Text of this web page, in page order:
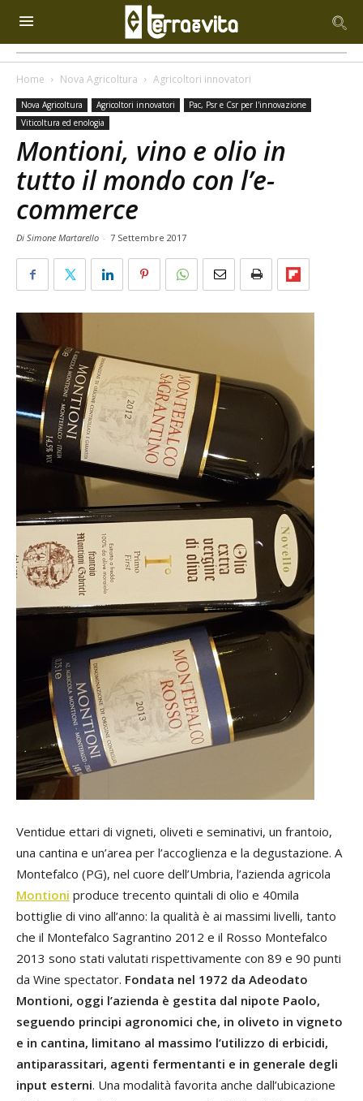
Home Nova Agricoltura Agricoltori innovatori
Nova Agricoltura Agricoltori innovatori
Pac, Psr e Csr per l'innovazione
Viticoltura ed enologia
Montioni, vino e olio in
tutto il mondo con l’e-
commerce
Di Simone Martarello - 7 Settembre 2017
Ventidue ettari di vigneti, oliveti e seminativi, un frantoio,
una cantina e un’area per l’accoglienza e la degustazione. A
Montefalco (PG), nel cuore dell’Umbria, l’azienda agricola
Montioni produce trecento quintali di olio e 40mila
bottiglie di vino all’anno: la qualità è ai massimi livelli, tanto
che il Montefalco Sagrantino 2012 e il Rosso Montefalco
2013 sono stati valutati rispettivamente con 89 e 90 punti
da Wine spectator. Fondata nel 1972 da Adeodato
Montioni, oggi l’azienda è gestita dal nipote Paolo,
seguendo principi agronomici che, in oliveto in vigneto
e in cantina, limitano al massimo l’utilizzo di erbicidi,
antiparassitari, agenti fermentanti e in generale degli
input esterni. Una modalità favorita anche dall’ubicazione